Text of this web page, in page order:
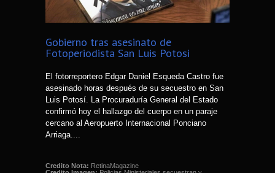
Gobierno tras asesinato de
Fotoperiodista San Luis Potosi
El fotorreportero Edgar Daniel Esqueda Castro fue
asesinado horas después de su secuestro en San
Luis Potosí. La Procuraduría General del Estado
confirmó hoy el hallazgo del cuerpo en un paraje
cercano al Aeropuerto Internacional Ponciano
Arriaga....
Credito Nota: RetinaMagazine